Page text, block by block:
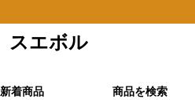
スエボル
新着商品 商品を検索